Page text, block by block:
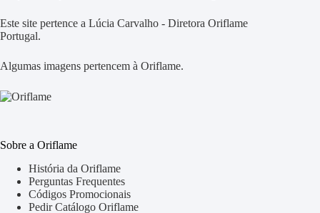
Este site pertence a Lúcia Carvalho - Diretora Oriflame
Portugal.
Algumas imagens pertencem à Oriflame.
Sobre a Oriflame
História da Oriflame
Perguntas Frequentes
Códigos Promocionais
Pedir Catálogo Oriflame